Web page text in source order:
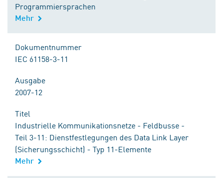
Programmiersprachen
Mehr
Dokumentnummer
IEC 61158-3-11
Ausgabe
2007-12
Titel
Industrielle Kommunikationsnetze - Feldbusse -
Teil 3-11: Dienstfestlegungen des Data Link Layer
(Sicherungsschicht) - Typ 11-Elemente
Mehr